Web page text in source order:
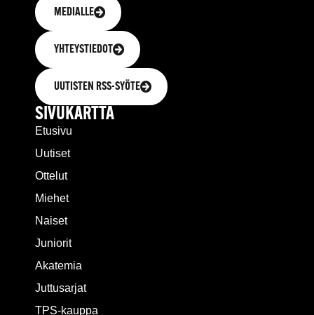
MEDIALLE
YHTEYSTIEDOT
UUTISTEN RSS-SYÖTE
SIVUKARTTA
Etusivu
Uutiset
Ottelut
Miehet
Naiset
Juniorit
Akatemia
Juttusarjat
TPS-kauppa